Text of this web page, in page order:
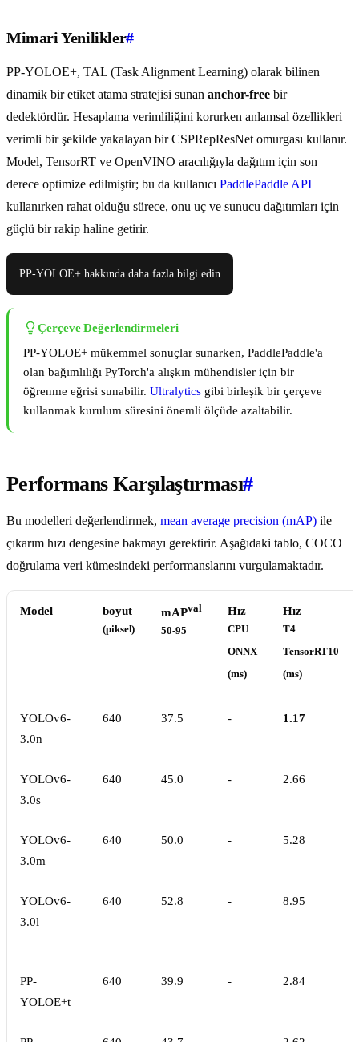
Mimari Yenilikler#
PP-YOLOE+, TAL (Task Alignment Learning) olarak bilinen
dinamik bir etiket atama stratejisi sunan anchor-free bir
dedektördür. Hesaplama verimliliğini korurken anlamsal özellikleri
verimli bir şekilde yakalayan bir CSPRepResNet omurgası kullanır.
Model, TensorRT ve OpenVINO aracılığıyla dağıtım için son
derece optimize edilmiştir; bu da kullanıcı PaddlePaddle API
kullanırken rahat olduğu sürece, onu uç ve sunucu dağıtımları için
güçlü bir rakip haline getirir.
PP-YOLOE+ hakkında daha fazla bilgi edin
Çerçeve Değerlendirmeleri
PP-YOLOE+ mükemmel sonuçlar sunarken, PaddlePaddle'a
olan bağımlılığı PyTorch'a alışkın mühendisler için bir
öğrenme eğrisi sunabilir. Ultralytics gibi birleşik bir çerçeve
kullanmak kurulum süresini önemli ölçüde azaltabilir.
Performans Karşılaştırması#
Bu modelleri değerlendirmek, mean average precision (mAP) ile
çıkarım hızı dengesine bakmayı gerektirir. Aşağıdaki tablo, COCO
doğrulama veri kümesindeki performanslarını vurgulamaktadır.
Model boyut
(piksel)
mAPval
50-95
Hız
CPU
ONNX
(ms)
Hız
T4
TensorRT10
(ms)
YOLOv6-
3.0n
640 37.5 - 1.17
YOLOv6-
3.0s
640 45.0 - 2.66
YOLOv6-
3.0m
640 50.0 - 5.28
YOLOv6-
3.0l
640 52.8 - 8.95
PP-
YOLOE+t
640 39.9 - 2.84